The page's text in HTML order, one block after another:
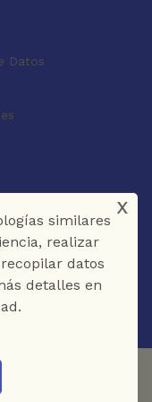
Datos
similares
realizar
datos
detalles en
x